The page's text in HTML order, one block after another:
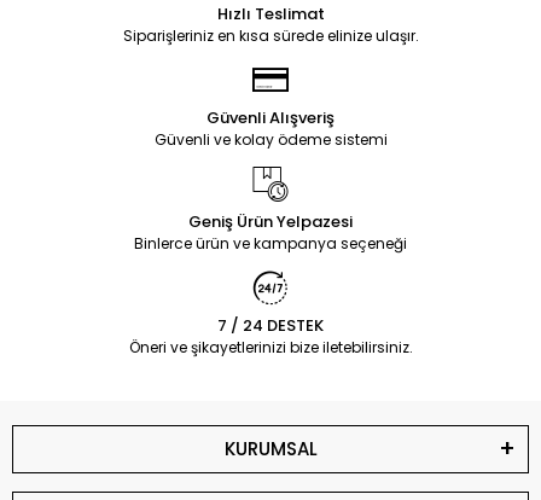
Hızlı Teslimat
Siparişleriniz en kısa sürede elinize ulaşır.
Güvenli Alışveriş
Güvenli ve kolay ödeme sistemi
Geniş Ürün Yelpazesi
Binlerce ürün ve kampanya seçeneği
7 / 24 DESTEK
Öneri ve şikayetlerinizi bize iletebilirsiniz.
KURUMSAL